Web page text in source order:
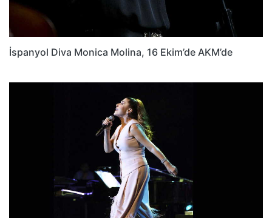
İspanyol Diva Monica Molina, 16 Ekim’de AKM’de